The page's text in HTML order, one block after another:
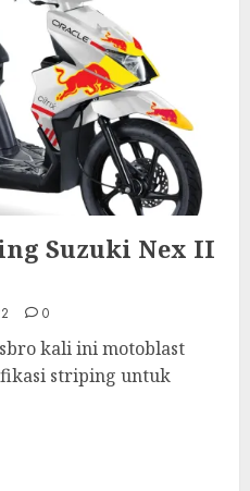
Suzuki Nex II
0
kali ini motoblast
striping untuk